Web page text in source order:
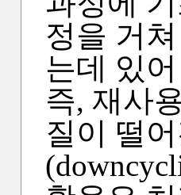
정을 거
는데 있
즉, 재사
질이 떨